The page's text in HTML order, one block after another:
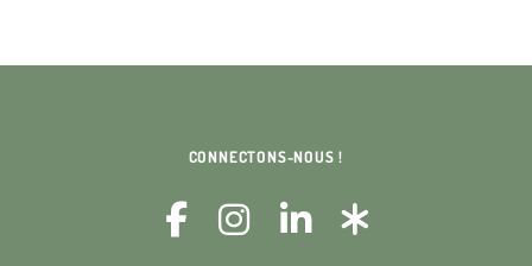
CONNECTONS-NOUS !